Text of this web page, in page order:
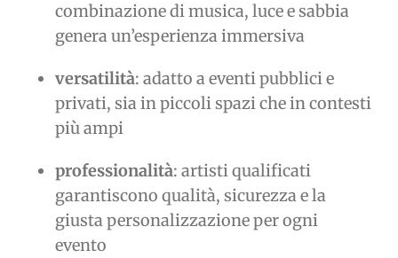
combinazione di musica, luce e sabbia
genera un’esperienza immersiva
versatilità: adatto a eventi pubblici e
privati, sia in piccoli spazi che in contesti
più ampi
professionalità: artisti qualificati
garantiscono qualità, sicurezza e la
giusta personalizzazione per ogni
evento